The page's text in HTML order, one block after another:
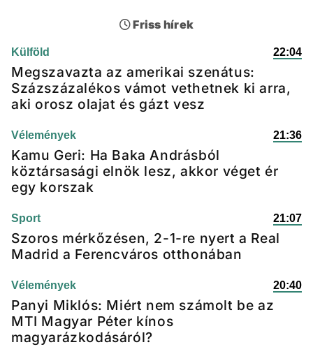
Friss hírek
Külföld 22:04
Megszavazta az amerikai szenátus:
Százszázalékos vámot vethetnek ki arra,
aki orosz olajat és gázt vesz
Vélemények 21:36
Kamu Geri: Ha Baka Andrásból
köztársasági elnök lesz, akkor véget ér
egy korszak
Sport 21:07
Szoros mérkőzésen, 2-1-re nyert a Real
Madrid a Ferencváros otthonában
Vélemények 20:40
Panyi Miklós: Miért nem számolt be az
MTI Magyar Péter kínos
magyarázkodásáról?